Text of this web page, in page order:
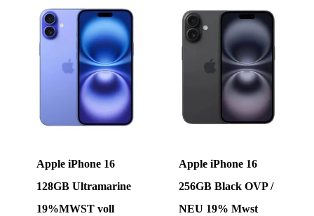
Apple iPhone 16
128GB Ultramarine
19%MWST voll
Apple iPhone 16
256GB Black OVP /
NEU 19% Mwst